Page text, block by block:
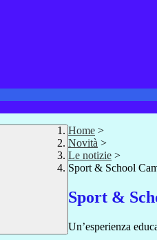
Home >
Novità >
Le notizie >
Sport & School
Sport &
Un’esperienza